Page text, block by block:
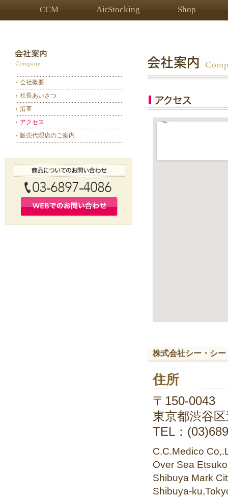
CCM AirStocking Shop
会社概要
社長あいさつ
沿革
アクセス
販売代理店のご案内
株式会社シー・シ
住所
〒150-0043
東京都渋谷
TEL：
C.C.Medico
Over Sea
Shibuya Mark
Shibuya-